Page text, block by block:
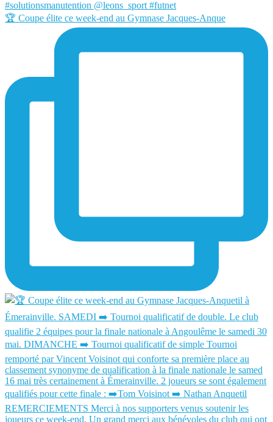
🏆 Coupe élite ce week-end au Gymnase Jacques-Anque